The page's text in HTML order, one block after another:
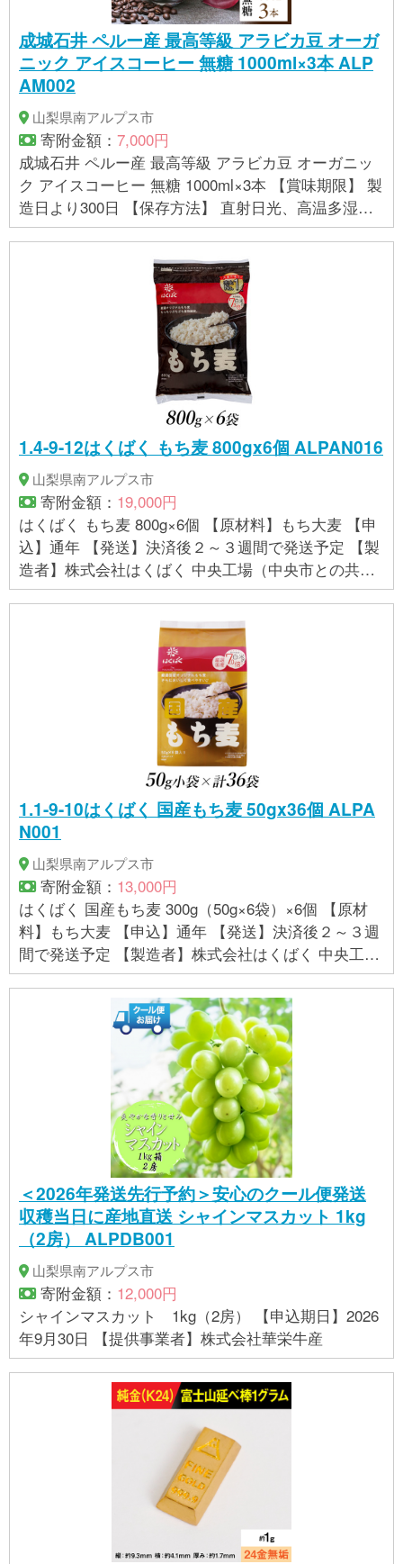
成城石井 ペルー産 最高等級 アラビカ豆 オーガ
ニック アイスコーヒー 無糖 1000ml×3本 ALP
AM002
山梨県南アルプス市
寄附金額： 7,000円
成城石井 ペルー産 最高等級 アラビカ豆 オーガニッ
ク アイスコーヒー 無糖 1000ml×3本 【賞味期限】 製
造日より300日 【保存方法】 直射日光、高温多湿を
避けて保存してください。
1.4-9-12はくばく もち麦 800gx6個 ALPAN016
山梨県南アルプス市
寄附金額： 19,000円
はくばく もち麦 800g×6個 【原材料】もち大麦 【申
込】通年 【発送】決済後２～３週間で発送予定 【製
造者】株式会社はくばく 中央工場（中央市との共通
返礼品） 【提供事業者】有限会社マルヤマ鈴木商店
1.1-9-10はくばく 国産もち麦 50gx36個 ALPA
N001
山梨県南アルプス市
寄附金額： 13,000円
はくばく 国産もち麦 300g（50g×6袋）×6個 【原材
料】もち大麦 【申込】通年 【発送】決済後２～３週
間で発送予定 【製造者】株式会社はくばく 中央工場
（中央市との共通返礼品） 【提供事業者】有限会社
マルヤマ鈴木商店
＜2026年発送先行予約＞安心のクール便発送
収穫当日に産地直送 シャインマスカット 1kg
（2房） ALPDB001
山梨県南アルプス市
寄附金額： 12,000円
シャインマスカット 1kg（2房） 【申込期日】2026
年9月30日 【提供事業者】株式会社華栄牛産